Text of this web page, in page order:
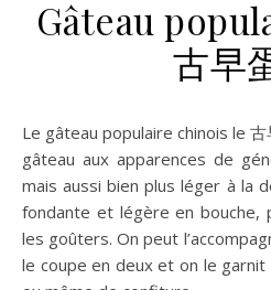
Gâteau
古早
Le gâteau populaire chinois le 古早蛋糕 (gu zao dan gao).Ce
gâteau aux apparences de
mais aussi bien plus léger à la
fondante et légère en bouche,
les goûters. On peut
le coupe en deux et on le